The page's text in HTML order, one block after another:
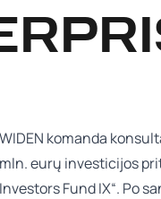
WIDEN komanda
mln. eurų investicijos
Investors Fund IX“. Po